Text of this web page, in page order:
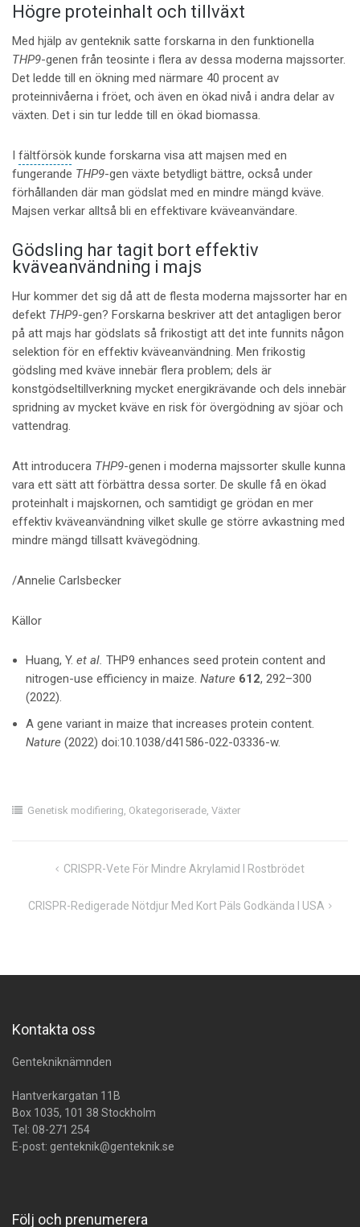
Högre proteinhalt och tillväxt
Med hjälp av genteknik satte forskarna in den funktionella
THP9-genen från teosinte i flera av dessa moderna majssorter.
Det ledde till en ökning med närmare 40 procent av
proteinnivåerna i fröet, och även en ökad nivå i andra delar av
växten. Det i sin tur ledde till en ökad biomassa.
I fältförsökkunde forskarna visa att majsen med en
fungerande THP9-gen växte betydligt bättre, också under
förhållanden där man gödslat med en mindre mängd kväve.
Majsen verkar alltså bli en effektivare kväveanvändare.
Gödsling har tagit bort effektiv
kväveanvändning i majs
Hur kommer det sig då att de flesta moderna majssorter har en
defekt THP9-gen? Forskarna beskriver att det antagligen beror
på att majs har gödslats så frikostigt att det inte funnits någon
selektion för en effektiv kväveanvändning. Men frikostig
gödsling med kväve innebär flera problem; dels är
konstgödseltillverkning mycket energikrävande och dels innebär
spridning av mycket kväve en risk för övergödning av sjöar och
vattendrag.
Att introducera THP9-genen i moderna majssorter skulle kunna
vara ett sätt att förbättra dessa sorter. De skulle få en ökad
proteinhalt i majskornen, och samtidigt ge grödan en mer
effektiv kväveanvändning vilket skulle ge större avkastning med
mindre mängd tillsatt kvävegödning.
/Annelie Carlsbecker
Källor
Huang, Y. et al. THP9 enhances seed protein content and
nitrogen-use efficiency in maize. Nature 612, 292–300
(2022).
A gene variant in maize that increases protein content.
Nature (2022) doi:10.1038/d41586-022-03336-w.
Genetisk modifiering, Okategoriserade, Växter
Inläggsnavigering
CRISPR-Vete För Mindre Akrylamid I Rostbrödet
CRISPR-Redigerade Nötdjur Med Kort Päls Godkända I USA
Kontakta oss
Gentekniknämnden
Hantverkargatan 11B
Box 1035, 101 38 Stockholm
Tel: 08-271 254
E-post: genteknik@genteknik.se
Följ och prenumerera